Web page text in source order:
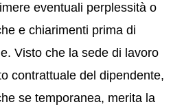
eventuali perplessità o
e chiarimenti prima di
Visto che la sede di lavoro
contrattuale del dipendente,
se temporanea, merita la